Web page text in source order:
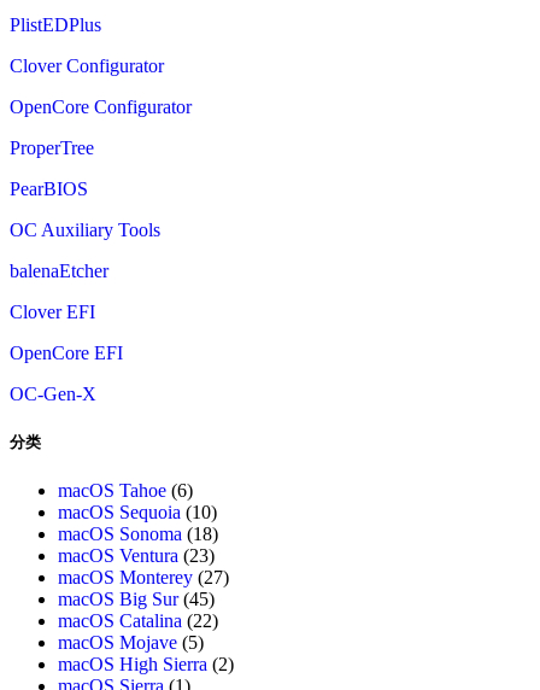
PlistEDPlus
Clover Configurator
OpenCore Configurator
ProperTree
PearBIOS
OC Auxiliary Tools
balenaEtcher
Clover EFI
OpenCore EFI
OC-Gen-X
分类
macOS Tahoe (6)
macOS Sequoia (10)
macOS Sonoma (18)
macOS Ventura (23)
macOS Monterey (27)
macOS Big Sur(45)
macOS Catalina (22)
macOS Mojave (5)
macOS High Sierra (2)